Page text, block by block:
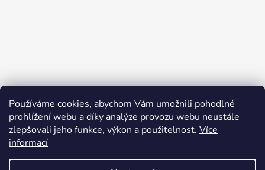
Používáme cookies, abychom Vám umožnili pohodlné
prohlížení webu a díky analýze provozu webu neustále
zlepšovali jeho funkce, výkon a použitelnost. Více
informací